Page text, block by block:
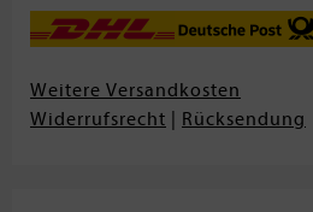
Weitere Versandkosten
Widerrufsrecht
Rücksendung